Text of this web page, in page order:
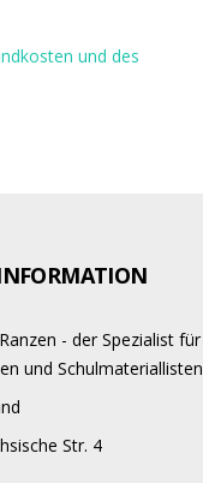
und des
- der Spezialist für
und Schulmateriallisten
Str. 4